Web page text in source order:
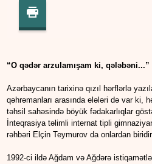
“O qədər arzulamışam ki, qələbəni...”
Azərbaycanın tarixinə qızıl hərflərlə
qəhrəmanları arasında elələri də var ki,
təhsil sahəsində böyük fədakarlıqlar
İnteqrasiya təlimli internat tipli
rəhbəri Elçin Teymurov da onlardan
1992-ci ildə Ağdam və Ağdərə